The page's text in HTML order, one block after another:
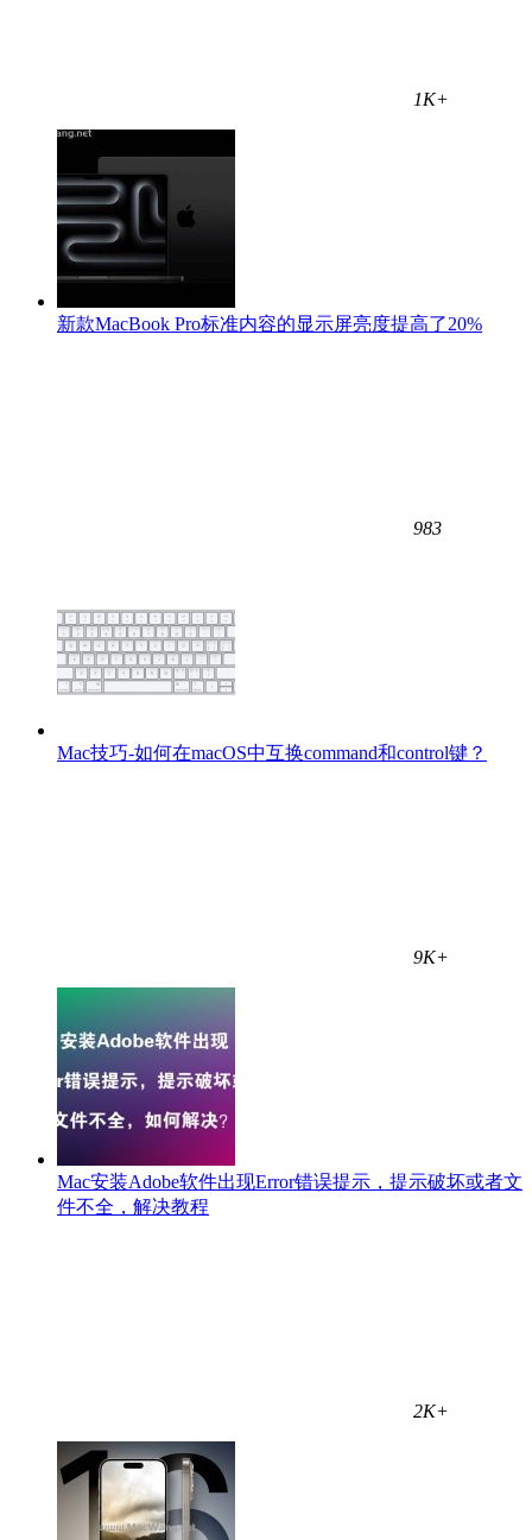
1K+
新款MacBook Pro标准内容的显示屏亮度提高了20%
983
Mac技巧-如何在macOS中互换command和control键？
9K+
Mac安装Adobe软件出现Error错误提示，提示破坏或者文
件不全，解决教程
2K+